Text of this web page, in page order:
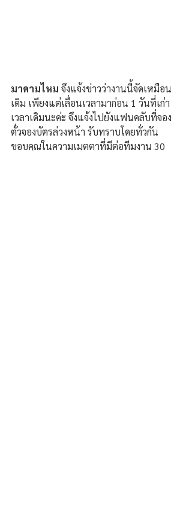
มาดามไหม จึงแจ้งข่าวว่างานนี้จัดเหมือน
เดิม เพียงแต่เลื่อนเวลามาก่อน 1 วันที่เก่า
เวลาเดิมนะค่ะ จึงแจ้งไปยังแฟนคลับที่จอง
ตั๋วจองบัตรล่วงหน้า รับทราบโดยทั่วกัน
ขอบคุณในความเมตตาที่มีต่อทีมงาน 30